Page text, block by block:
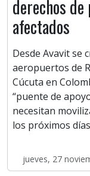
derechos
afectados
Desde Avavit se
aeropuertos de
Cúcuta en
“puente de
necesitan
los próximos
jueves, 27